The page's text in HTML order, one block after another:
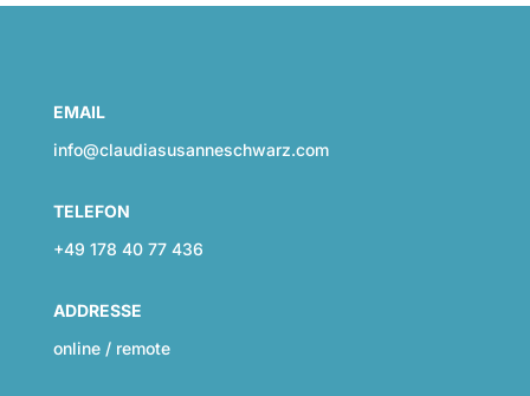
EMAIL
info@claudiasusanneschwarz.com
TELEFON
+49 178 40 77 436
ADDRESSE
online / remote